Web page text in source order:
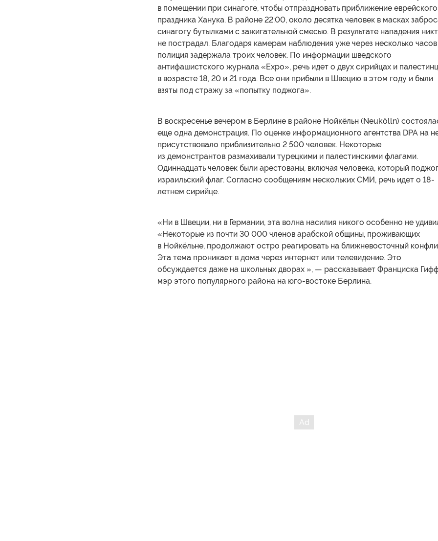
в помещении при синагоге, чтобы отпраздновать приближение еврейского
праздника Ханука. В районе 22:00, около десятка человек в масках
синагогу бутылками с зажигательной смесью. В результате нападения
не пострадал. Благодаря камерам наблюдения уже через несколько часов
полиция задержала троих человек. По информации шведского
антифашистского журнала «Expo», речь идет о двух сирийцах и
в возрасте 18, 20 и 21 года. Все они прибыли в Швецию в этом году и были
взяты под стражу за «попытку поджога».
В воскресенье вечером в Берлине в районе Нойкёльн (Neukölln)
еще одна демонстрация. По оценке информационного агентства DPA на
присутствовало приблизительно 2 500 человек. Некоторые
из демонстрантов размахивали турецкими и палестинскими флагами.
Одиннадцать человек были арестованы, включая человека, который
израильский флаг. Согласно сообщениям нескольких СМИ, речь идет о 18-
летнем сирийце.
«Ни в Швеции, ни в Германии, эта волна насилия никого особенно не
«Некоторые из почти 30 000 членов арабской общины, проживающих
в Нойкёльне, продолжают остро реагировать на ближневосточный
Эта тема проникает в дома через интернет или телевидение. Это
обсуждается даже на школьных дворах », — рассказывает Франциска
мэр этого популярного района на юго-востоке Берлина.